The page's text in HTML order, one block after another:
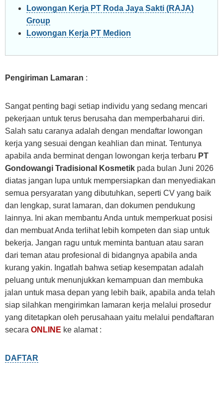
Lowongan Kerja PT Roda Jaya Sakti (RAJA)
Group
Lowongan Kerja PT Medion
Pengiriman Lamaran :
Sangat penting bagi setiap individu yang sedang mencari
pekerjaan untuk terus berusaha dan memperbaharui diri.
Salah satu caranya adalah dengan mendaftar lowongan
kerja yang sesuai dengan keahlian dan minat. Tentunya
apabila anda berminat dengan lowongan kerja terbaru PT
Gondowangi Tradisional Kosmetik pada bulan Juni 2026
diatas jangan lupa untuk mempersiapkan dan menyediakan
semua persyaratan yang dibutuhkan, seperti CV yang baik
dan lengkap, surat lamaran, dan dokumen pendukung
lainnya. Ini akan membantu Anda untuk memperkuat posisi
dan membuat Anda terlihat lebih kompeten dan siap untuk
bekerja. Jangan ragu untuk meminta bantuan atau saran
dari teman atau profesional di bidangnya apabila anda
kurang yakin. Ingatlah bahwa setiap kesempatan adalah
peluang untuk menunjukkan kemampuan dan membuka
jalan untuk masa depan yang lebih baik, apabila anda telah
siap silahkan mengirimkan lamaran kerja melalui prosedur
yang ditetapkan oleh perusahaan yaitu melalui pendaftaran
secara ONLINE ke alamat :
DA FTAR